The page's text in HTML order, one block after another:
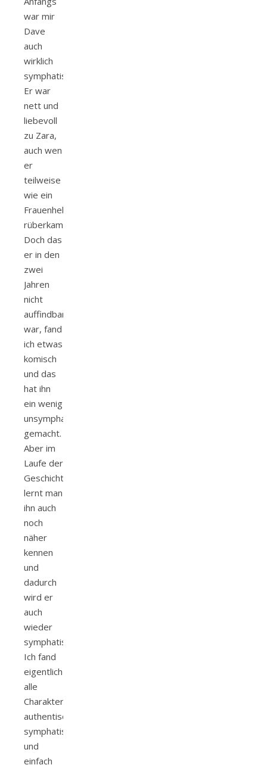
war mir
Dave
auch
wirklich
symphatisch.
Er war
nett und
liebevoll
zu Zara,
auch wen
er
teilweise
wie ein
Frauenheld
rüberkam.
Doch das
er in den
zwei
Jahren
nicht
auffindbar
war, fand
ich etwas
komisch
und das
hat ihn
ein wenig
unsymphatischer
gemacht.
Aber im
Laufe der
Geschichte
lernt man
ihn auch
noch
näher
kennen
und
dadurch
wird er
auch
wieder
symphatischer.
Ich fand
eigentlich
alle
Charakter
authentisch,
symphatisch
und
einfach